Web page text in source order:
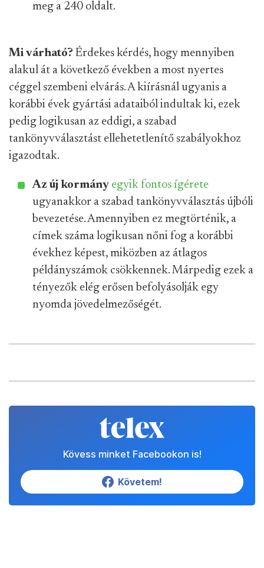
meg a 240 oldalt.
Mi várható? Érdekes kérdés, hogy mennyiben
alakul át a következő években a most nyertes
céggel szembeni elvárás. A kiírásnál ugyanis a
korábbi évek gyártási adataiból indultak ki, ezek
pedig logikusan az eddigi, a szabad
tankönyvválasztást ellehetetlenítő szabályokhoz
igazodtak.
Az új kormány egyik fontos ígérete
ugyanakkor a szabad tankönyvválasztás újbóli
bevezetése. Amennyiben ez megtörténik, a
címek száma logikusan nőni fog a korábbi
évekhez képest, miközben az átlagos
példányszámok csökkennek. Márpedig ezek a
tényezők elég erősen befolyásolják egy
nyomda jövedelmezőségét.
Kövess minket Facebookon is!
Követem!